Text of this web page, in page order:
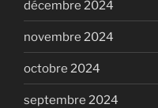
décembre 2024
novembre 2024
octobre 2024
septembre 2024